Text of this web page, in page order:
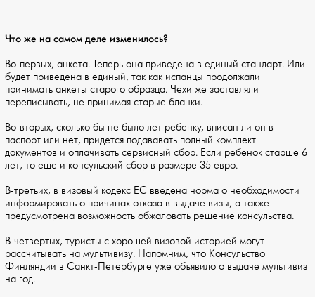
Что же на самом деле изменилось?
Во-первых, анкета. Теперь она приведена в единый стандарт. Или
будет приведена в единый, так как испанцы продолжали
принимать анкеты старого образца. Чехи же заставляли
переписывать, не принимая старые бланки.
Во-вторых, сколько бы не было лет ребенку, вписан ли он в
паспорт или нет, придется подававать полный комплект
документов и оплачивать сервисный сбор. Если ребенок старше 6
лет, то еще и консульский сбор в размере 35 евро.
В-третьих, в визовый кодекс ЕС введена норма о необходимости
информировать о причинах отказа в выдаче визы, а также
предусмотрена возможность обжаловать решение консульства.
В-четвертых, туристы с хорошей визовой историей могут
рассчитывать на мультивизу. Напомним, что Консульство
Финляндии в Санкт-Петербурге уже объявило о выдаче мультивиз
на год.